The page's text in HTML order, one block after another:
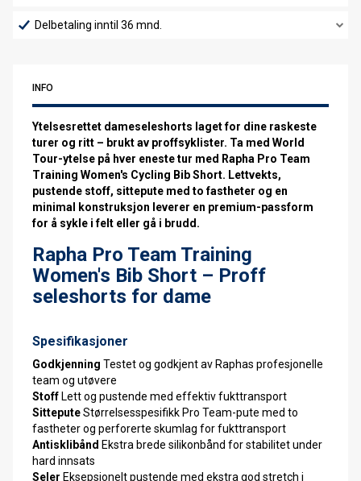
Delbetaling inntil 36 mnd.
INFO
Ytelsesrettet dameseleshorts laget for dine raskeste
turer og ritt – brukt av proffsyklister. Ta med World
Tour-ytelse på hver eneste tur med Rapha Pro Team
Training Women's Cycling Bib Short. Lettvekts,
pustende stoff, sittepute med to fastheter og en
minimal konstruksjon leverer en premium-passform
for å sykle i felt eller gå i brudd.
Rapha Pro Team Training
Women's Bib Short – Proff
seleshorts for dame
Spesifikasjoner
Godkjenning Testet og godkjent av Raphas profesjonelle
team og utøvere
Stoff Lett og pustende med effektiv fukttransport
SitteputeStørrelsesspesifikk Pro Team-pute med to
fastheter og perforerte skumlag for fukttransport
Antisklibånd Ekstra brede silikonbånd for stabilitet under
hard innsats
Seler Eksepsjonelt pustende med ekstra god stretch i